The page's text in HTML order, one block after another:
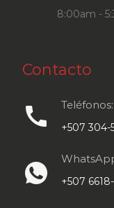
8:00am -
Contacto
call Teléfonos:
+507 304-
+507